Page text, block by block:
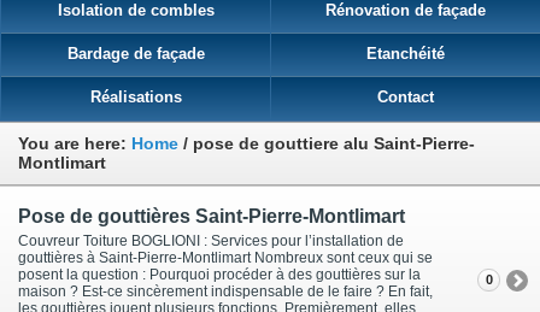
Isolation de combles Rénovation de façade
Bardage de façade Etanchéité
Réalisations Contact
You are here: Home / pose de gouttiere alu Saint-Pierre-
Montlimart
Pose de gouttières Saint-Pierre-Montlimart
Couvreur Toiture BOGLIONI : Services pour l’installation de
gouttières à Saint-Pierre-Montlimart Nombreux sont ceux qui se
posent la question : Pourquoi procéder à des gouttières sur la
maison ? Est-ce sincèrement indispensable de le faire ? En fait,
les gouttières jouent plusieurs fonctions. Premièrement, elles
0